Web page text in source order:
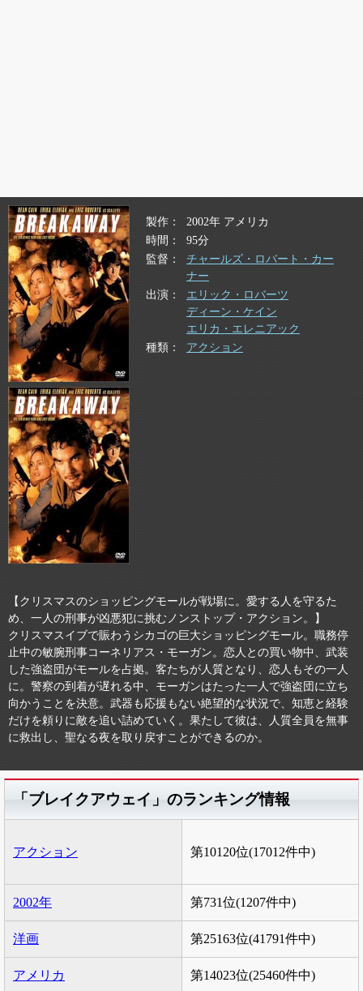
製作
2002年 アメリカ
時間
95分
監督
チャールズ・ロバート・カー
ナー
出演
エリック・ロバーツ
ディーン・ケイン
エリカ・エレニアック
種類
アクション
【クリスマスのショッピングモールが戦場に。愛する人を守るた
め、一人の刑事が凶悪犯に挑むノンストップ・アクション。】
クリスマスイブで賑わうシカゴの巨大ショッピングモール。職務停
止中の敏腕刑事コーネリアス・モーガン。恋人との買い物中、武装
した強盗団がモールを占拠。客たちが人質となり、恋人もその一人
に。警察の到着が遅れる中、モーガンはたった一人で強盗団に立ち
向かうことを決意。武器も応援もない絶望的な状況で、知恵と経験
だけを頼りに敵を追い詰めていく。果たして彼は、人質全員を無事
に救出し、聖なる夜を取り戻すことができるのか。
「ブレイクアウェイ」のランキング情報
アクション 第10120位(17012件中)
2002年 第731位(1207件中)
洋画 第25163位(41791件中)
アメリカ 第14023位(25460件中)